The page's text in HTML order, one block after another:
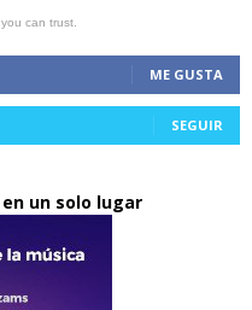
can trust.
ME GUSTA
SEGUIR
un solo lugar